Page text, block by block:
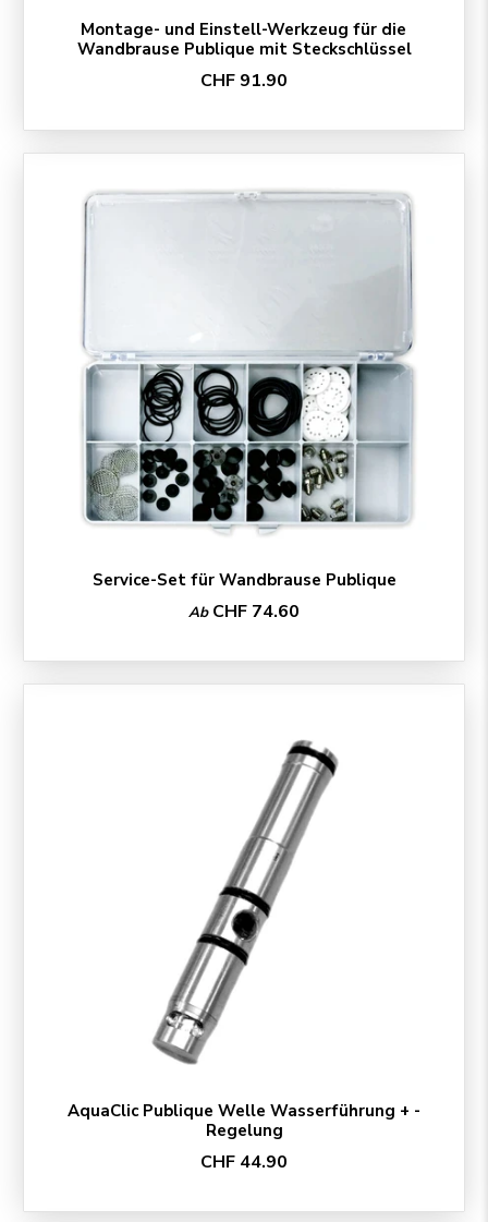
Montage- und Einstell-Werkzeug für die
Wandbrause Publique mit Steckschlüssel
CHF 91.90
Service-Set für Wandbrause Publique
Ab CHF 74.60
AquaClic Publique Welle Wasserführung + -
Regelung
CHF 44.90